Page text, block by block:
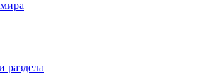
раздела